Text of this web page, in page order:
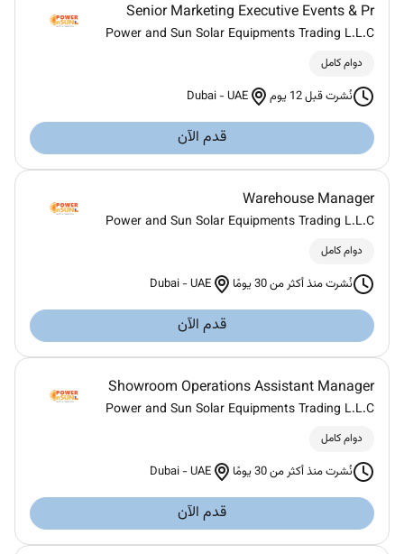
Senior Marketing Executive Events & Pr
Power and Sun Solar Equipments Trading L.L.C
دوام كامل
نُشرت قبل 12 يوم Dubai -UAE
قدم الآن
Warehouse Manager
Power and Sun Solar Equipments Trading L.L.C
دوام كامل
نُشرت منذ أكثر من 30 يومًا Dubai -UAE
قدم الآن
Showroom Operations Assistant Manager
Power and Sun Solar Equipments Trading L.L.C
دوام كامل
نُشرت منذ أكثر من 30 يومًا Dubai -UAE
قدم الآن